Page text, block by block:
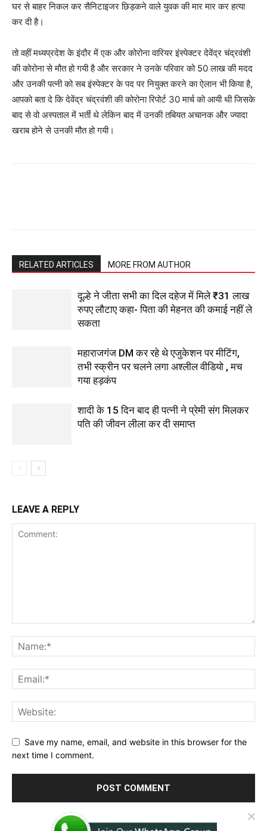
घर से बाहर निकल कर सैनिटाइजर छिड़कने वाले युवक की मार मार कर हत्या
कर दी है।
तो वहीं मध्यप्रदेश के इंदौर में एक और कोरोना वारियर इंस्पेक्टर देवेंद्र चंद्रवंशी
की कोरोना से मौत हो गयी है और सरकार ने उनके परिवार को 50 लाख की मदद
और उनकी पत्नी को सब इंस्पेक्टर के पद पर नियुक्त करने का ऐलान भी किया है,
आपको बता दे कि देवेंद्र चंद्रवंशी की कोरोना रिपोर्ट 30 मार्च को आयी थी जिसके
बाद से वो अस्पताल में भर्ती थे लेकिन बाद में उनकी तबियत अचानक और ज्यादा
खराब होने से उनकी मौत हो गयी।
RELATED ARTICLES MORE FROM AUTHOR
दूल्हे ने जीता सभी का दिल दहेज में मिले ₹31 लाख
रुपए लौटाए कहा- पिता की मेहनत की कमाई नहीं ले
सकता
महाराजगंज DM कर रहे थे एजुकेशन पर मीटिंग,
तभी स्क्रीन पर चलने लगा अश्लील वीडियो , मच
गया हड़कंप
शादी के 15 दिन बाद ही पत्नी ने प्रेमी संग मिलकर
पति की जीवन लीला कर दी समाप्त
LEAVE A REPLY
Save my name, email, and website in this browser for the
next time I comment.